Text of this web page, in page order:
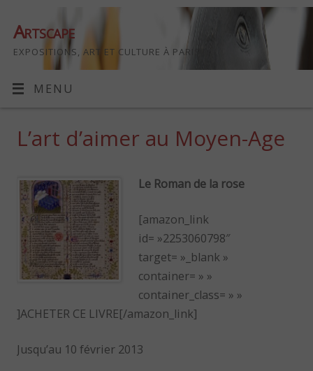
Artscape
EXPOSITIONS, ART ET CULTURE À PARIS
MENU
L’art d’aimer au Moyen-Age
Le Roman de la rose
[amazon_link
id= »2253060798″
target= »_blank »
container= » »
container_class= » »
]ACHETER CE LIVRE[/amazon_link]
Jusqu’au 10 février 2013